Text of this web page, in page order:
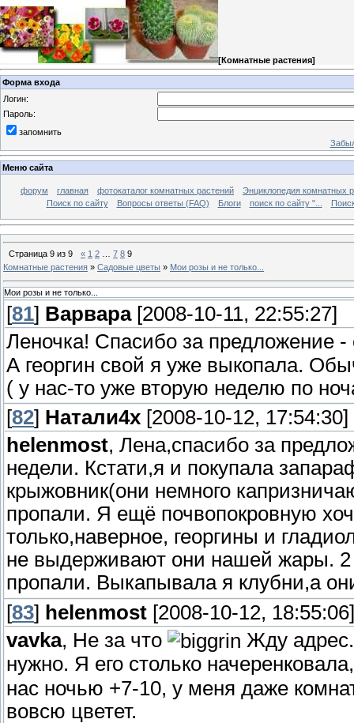
[Комнатные растения]
Форма входа
Логин:
Пароль:
запомнить
Меню сайта
форум главная фотокаталог комнатных растений
Энциклопедия комнатных
Поиск по сайту
Вопросы ответы (FAQ) Блоги поиск по сайту "...
Страница 9 из 9 « 1 2 7 8 9
Комнатные растения » Садовые цветы » Мои розы и не только...
Мои розы и не только...
[81] Варвара[2008-10-11, 22:55:27]
Леночка! Спасибо за предложение
А георгин свой я уже выкопала.
( у нас-то уже вторую неделю по
[82] Натали4х [2008-10-12, 17:54:30]
helenmost, Лена,спасибо за
недели. Кстати,я и покупала
крыжовник(они немного
пропали. Я ещё почвопокровную
только,наверное, георгины и
не выдерживают они нашей жары. 2
пропали. Выкапывала я клубни,а
[83] helenmost [2008-10-12, 18:55:06]
vavka, Не за что
Жду
нужно. Я его столько
нас ночью +7-10, у меня даже
вовсю цветет.